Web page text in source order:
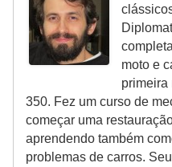
moto e
primeira
350. Fez um curso de
começar uma
aprendendo também
problemas de carros.